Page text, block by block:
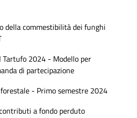
della commestibilità dei funghi
Tartufo 2024 - Modello per
di partecipazione
- Primo semestre 2024
a fondo perduto